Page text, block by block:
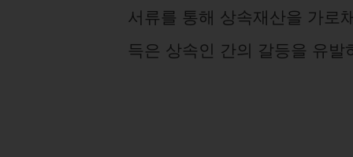
서류를 통해 상속재산을 가로
득은 상속인 간의 갈등을 유